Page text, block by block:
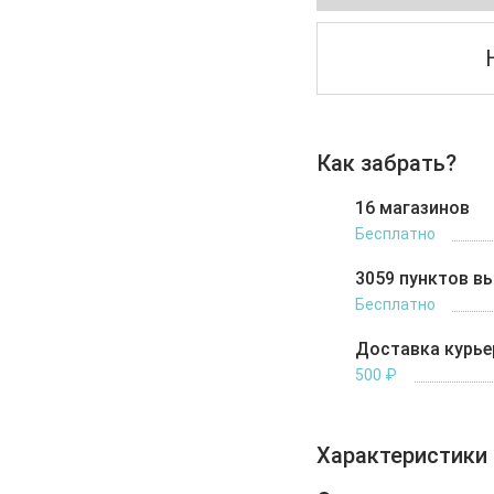
Как забрать?
16 магазинов
Бесплатно
3059 пунктов
Бесплатно
Доставка
500 ₽
Характеристики